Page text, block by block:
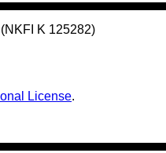
K 125282)
License.